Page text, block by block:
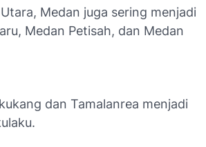
Medan juga sering menjadi
Medan Petisah, dan Medan
dan Tamalanrea menjadi